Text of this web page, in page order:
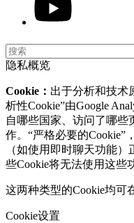
隐私概览
Cookie： 出于分析和技术
析性Cookie”由Google
自哪些国家、访问了哪些
作。“严格必要的Cookie”
（如使用即时聊天功能
些Cookie将无法使用这些
这两种类型的Cookie均可
Cookie设置